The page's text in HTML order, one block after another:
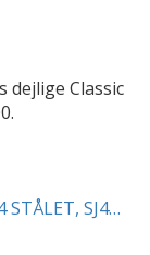
dejlige Classic
STÅLET, SJ4…